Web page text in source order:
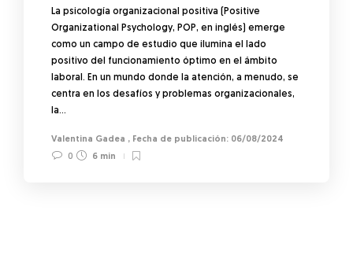
La psicología organizacional positiva (Positive
Organizational Psychology, POP, en inglés) emerge
como un campo de estudio que ilumina el lado
positivo del funcionamiento óptimo en el ámbito
laboral. En un mundo donde la atención, a menudo, se
centra en los desafíos y problemas organizacionales,
la…
Valentina Gadea ,
06/08/2024
0
6 min